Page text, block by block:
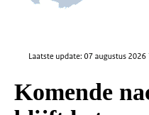
Komende